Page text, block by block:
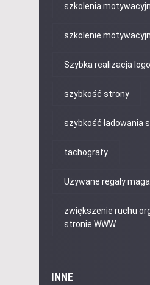
szkolenia
szkolenie
Szybka realizacja logo
szybkość strony
szybkość ładowania
tachografy
Używane regały
zwiększenie ruchu
stronie WWW
INNE